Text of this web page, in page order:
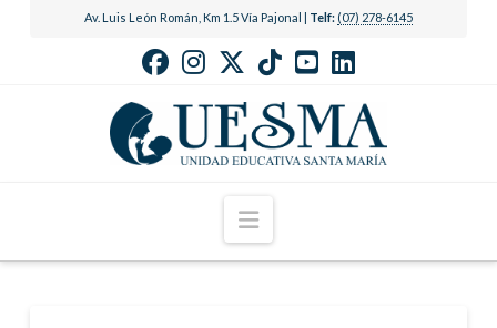
Av. Luis León Román, Km 1.5 Vía Pajonal | Telf: (07) 278-6145
Navigation